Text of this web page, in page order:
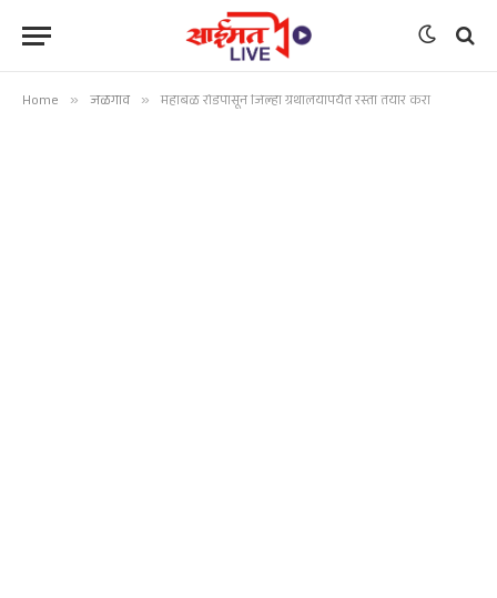
Home » जळगाव » महाबळ रोडपासून जिल्हा ग्रंथालयापर्यंत रस्ता तयार करा